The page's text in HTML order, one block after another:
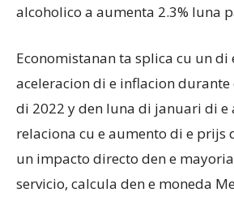
alcoholico a aumenta 2.3% luna
Economistanan ta splica cu un di
aceleracion di e inflacion
di 2022 y den luna di januari di e
relaciona cu e aumento di e prijs
un impacto directo den e
servicio, calcula den e moneda